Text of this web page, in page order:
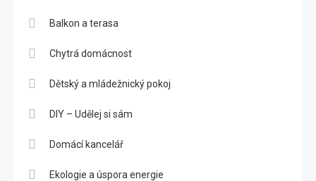
Balkon a terasa
Chytrá domácnost
Dětský a mládežnický pokoj
DIY – Udělej si sám
Domácí kancelář
Ekologie a úspora energie